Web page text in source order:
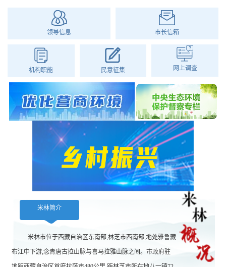
领导信息 市长信箱
机构职能 民意征集 网上调查
米林简介
米林市位于西藏自治区东南部,林芝市西南部,地处雅鲁藏
布江中下游,念青唐古拉山脉与喜马拉雅山脉之间。市政府驻